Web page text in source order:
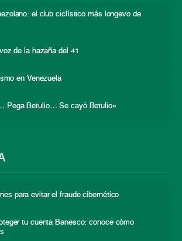
el club ciclístico más longevo de
de la hazaña del 41
en Venezuela
Pega Betulio… Se cayó Betulio»
para evitar el fraude cibernético
tu cuenta Banesco: conoce cómo